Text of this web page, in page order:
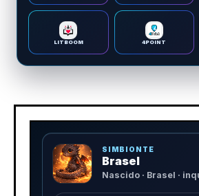
LITBOOM 4POINT
SIMBIONTE
Brasel
Nascido · Brasel ·